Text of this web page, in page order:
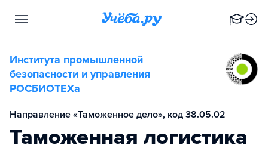
Института промышленной
безопасности и управления
РОСБИОТЕХа
Направление «Таможенное дело», код 38.05.02
Таможенная логистика